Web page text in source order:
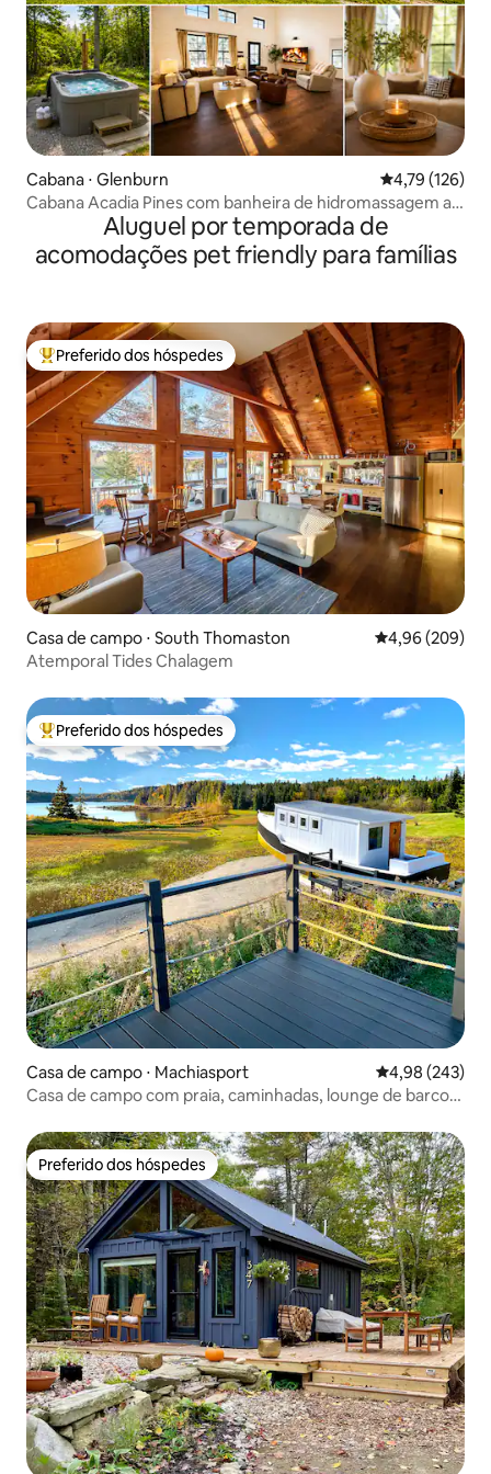
Cabana ⋅ Glenburn 4,79 de uma
4,79 (126)
Cabana Acadia Pines com banheira de hidromassagem a
10 min do centroAluguel por temporada de
acomodações pet friendly para famílias
Entre os melhores preferidos dos hóspedes
Preferido dos hóspedes
Casa de campo ⋅ South Thomaston 4,96 de uma
4,96 (209)
Atemporal Tides Chalagem
Entre os melhores preferidos dos hóspedes
Preferido dos hóspedes
Casa de campo ⋅ Machiasport 4,98 de uma
4,98 (243)
Casa de campo com praia, caminhadas, lounge de barco,
Preferido dos hóspedes
Preferido dos hóspedes